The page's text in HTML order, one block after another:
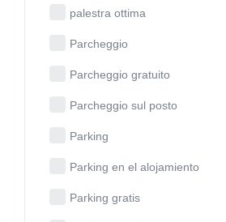
palestra ottima
Parcheggio
Parcheggio gratuito
Parcheggio sul posto
Parking
Parking en el alojamiento
Parking gratis